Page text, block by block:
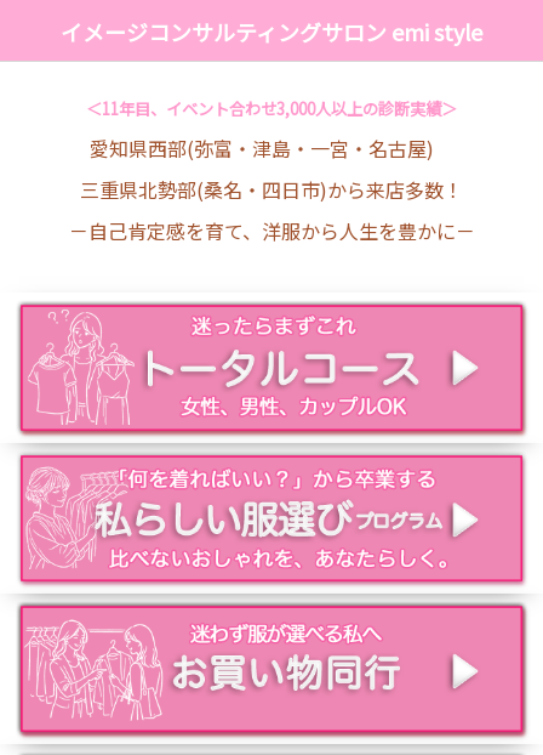
イメージコンサルティングサロン emi style
＜11年目、イベント合わせ3,000人以上の診断実績＞
愛知県西部(弥富・津島・一宮・名古屋)
三重県北勢部(桑名・四日市)から来店多数！
－自己肯定感を育て、洋服から人生を豊かに－